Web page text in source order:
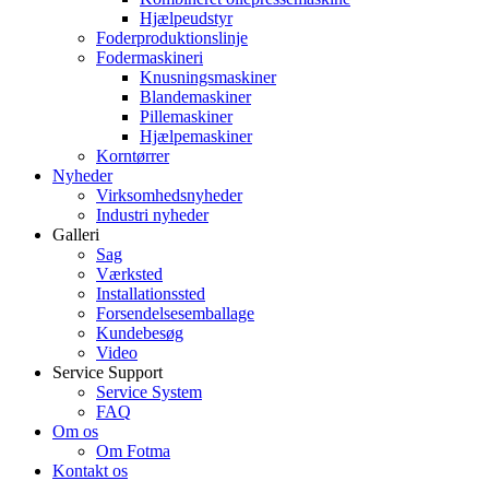
Hjælpeudstyr
Foderproduktionslinje
Fodermaskineri
Knusningsmaskiner
Blandemaskiner
Pillemaskiner
Hjælpemaskiner
Korntørrer
Nyheder
Virksomhedsnyheder
Industri nyheder
Galleri
Sag
Værksted
Installationssted
Forsendelsesemballage
Kundebesøg
Video
Service Support
Service System
FAQ
Om os
Om Fotma
Kontakt os